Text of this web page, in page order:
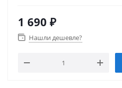
1 690 ₽
Нашли дешевле?